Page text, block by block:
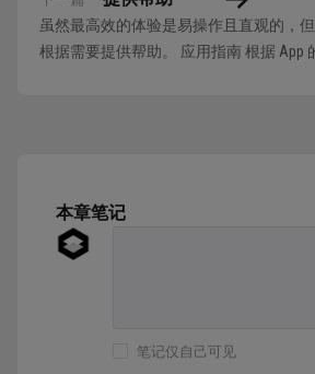
虽然最高效的体验是易操作且直观的，
根据需要提供帮助。 应用指南 根据 App
本章笔记
笔记仅自己可见